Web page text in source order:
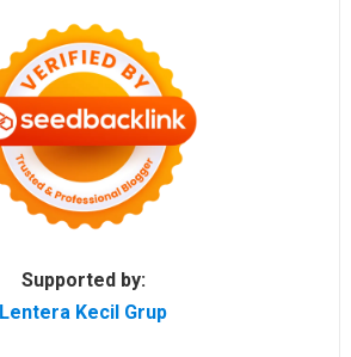
Supported by:
Lentera Kecil Grup